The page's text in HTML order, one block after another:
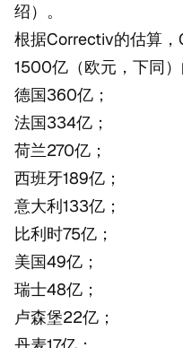
绍）。
根据Correctiv的估算
1500亿（欧元，下同
德国360亿；
法国334亿；
荷兰270亿；
西班牙189亿；
意大利133亿；
比利时75亿；
美国49亿；
瑞士48亿；
卢森堡22亿；